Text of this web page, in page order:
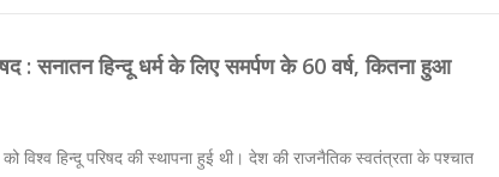
: सनातन हिन्‍दू धर्म के लिए समर्पण के 60 वर्ष, कितना हुआ
विश्व हिन्दू परिषद की स्थापना हुई थी। देश की राजनैतिक स्वतंत्रता के पश्चात